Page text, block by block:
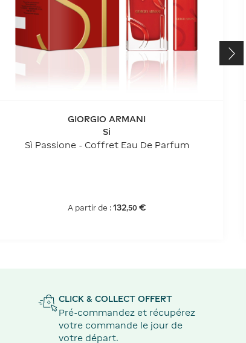
GIORGIO ARMANI
Si
Sì Passione - Coffret Eau De Parfum
A partir de :132,50 €
CLICK & COLLECT OFFERT
Pré-commandez et récupérez
votre commande le jour de
votre départ.